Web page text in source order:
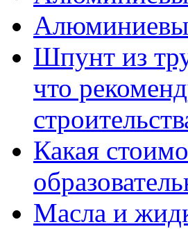
Шпунт из
что
Какая
Масла и